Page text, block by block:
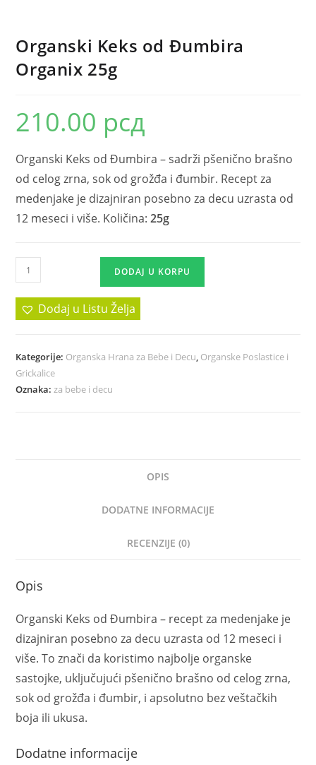
Organski Keks od Đumbira
Organix 25g
210.00 рсд
Organski Keks od Đumbira – sadrži pšenično brašno
od celog zrna, sok od grožđa i đumbir. Recept za
medenjake je dizajniran posebno za decu uzrasta od
12 meseci i više. Količina:25g
DODAJ U KORPU
Dodaj u Listu Želja
Kategorije: Organska Hrana za Bebe i Decu, Organske Poslastice i
Grickalice
Oznaka:za bebe i decu
OPIS
DODATNE INFORMACIJE
RECENZIJE (0)
Opis
Organski Keks od Đumbira – recept za medenjake je
dizajniran posebno za decu uzrasta od 12 meseci i
više. To znači da koristimo najbolje organske
sastojke, uključujući pšenično brašno od celog zrna,
sok od grožđa i đumbir, i apsolutno bez veštačkih
boja ili ukusa.
Dodatne informacije